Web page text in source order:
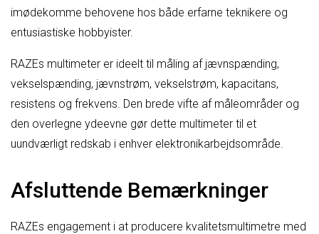
imødekomme behovene hos både erfarne teknikere og
entusiastiske hobbyister.
RAZEs multimeter er ideelt til måling af jævnspænding,
vekselspænding, jævnstrøm, vekselstrøm, kapacitans,
resistens og frekvens. Den brede vifte af måleområder og
den overlegne ydeevne gør dette multimeter til et
uundværligt redskab i enhver elektronikarbejdsområde.
Afsluttende Bemærkninger
RAZEs engagement i at producere kvalitetsmultimetre med